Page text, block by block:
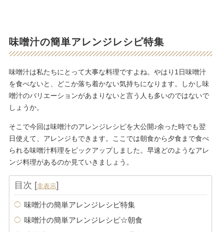
味噌汁の簡単アレンジレシピ特集
味噌汁は私たちにとって大事な料理ですよね。やはり1日味噌汁
を食べないと、どこか落ち着かない気持ちになります。しかし味
噌汁のバリエーションがあまりないと言う人も多いのではないで
しょうか。
そこで今回は味噌汁のアレンジレシピを大公開♪余った時でも翌
日使えて、アレンジもできます。ここでは朝食から夕食まで食べ
られる味噌汁料理をピックアップしました。早速どのようなアレ
ンジ料理があるのか見ていきましょう。
目次 [非表示]
味噌汁の簡単アレンジレシピ特集
味噌汁の簡単アレンジレシピ☆朝食